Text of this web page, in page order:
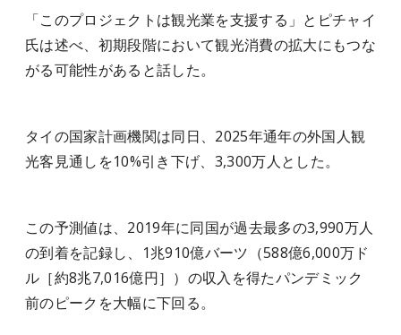
「このプロジェクトは観光業を支援する」とピチャイ
氏は述べ、初期段階において観光消費の拡大にもつな
がる可能性があると話した。
タイの国家計画機関は同日、2025年通年の外国人観
光客見通しを10%引き下げ、3,300万人とした。
この予測値は、2019年に同国が過去最多の3,990万人
の到着を記録し、1兆910億バーツ（588億6,000万ド
ル［約8兆7,016億円］）の収入を得たパンデミック
前のピークを大幅に下回る。